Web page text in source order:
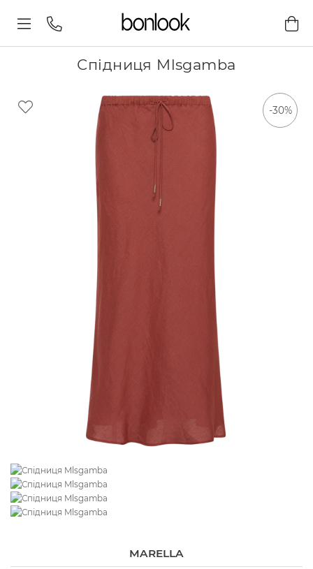
Спідниця Mlsgamba
-30%
MARELLA